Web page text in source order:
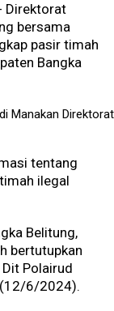
Direktorat
bersama
pasir timah
Bangka
Manakan
tentang
ilegal
Belitung,
bertutupkan
Polairud
(12/6/2024).